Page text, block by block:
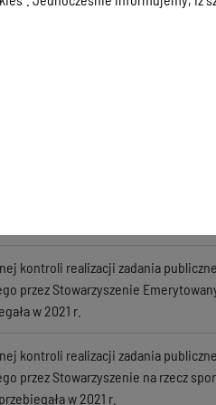
kontroli realizacji zadania
przez Stowarzyszenie
w 2021 r.
kontroli realizacji zadania
przez Stowarzyszenie na rzecz
w 2021 r.